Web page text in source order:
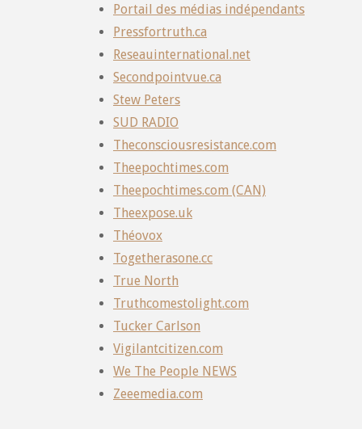
Portail des médias indépendants
Pressfortruth.ca
Reseauinternational.net
Secondpointvue.ca
Stew Peters
SUD RADIO
Theconsciousresistance.com
Theepochtimes.com
Theepochtimes.com (CAN)
Theexpose.uk
Théovox
Togetherasone.cc
True North
Truthcomestolight.com
Tucker Carlson
Vigilantcitizen.com
We The People NEWS
Zeeemedia.com